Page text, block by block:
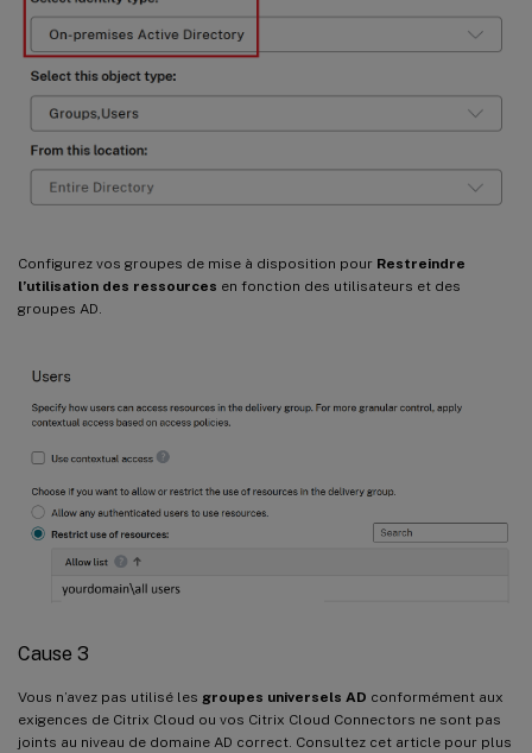
Configurez vos groupes de mise à disposition pour Restreindre
l’utilisation des ressources en fonction des utilisateurs et des
groupes AD.
Cause 3
Vous n’avez pas utilisé les groupes universels AD conformément aux
exigences de Citrix Cloud ou vos Citrix Cloud Connectors ne sont pas
joints au niveau de domaine AD correct. Consultez cet article pour plus